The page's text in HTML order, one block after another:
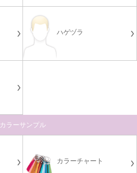
ハゲヅラ
カラーサンプル
カラーチャート